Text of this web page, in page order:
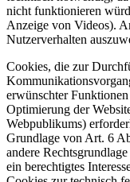
nicht funktionieren
Anzeige von Videos).
Nutzerverhalten
Cookies, die zur
erwünschter
Optimierung der
Webpublikums)
Grundlage von Art. 6
andere
ein berechtigtes